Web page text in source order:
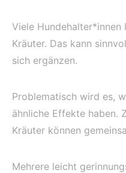
Viele
Kräuter. Das kann
sich ergänzen.
Problematisch wird es,
ähnliche Effekte haben.
Kräuter können
Mehrere leicht